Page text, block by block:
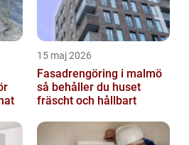
15 maj 2026
Fasadrengöring i malmö
så behåller du huset
fräscht och hållbart